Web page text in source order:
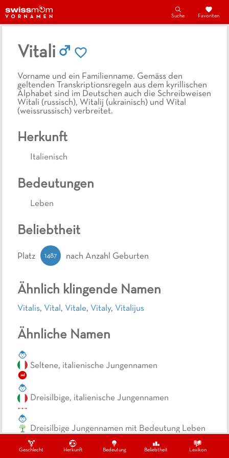
Geschlecht Herkunft Bedeutung Beliebtheit Lexikon
Suche Favoriten
Vitali
Vorname und ein Familienname. Gemäss den
geltenden Transkriptionsregeln aus dem kyrillischen
Alphabet sind im Deutschen auch die Schreibweisen
Witali (russisch), Witalij (ukrainisch) und Wital
(weissrussisch) verbreitet.
Herkunft
Italienisch
Bedeutungen
Leben
Ähnlich klingende Namen
Vitalis, Vital, Vitale, Vitaly, Vitalijus
Ähnliche Namen
sel
Seltene, italienische Jungennamen
Dreisilbige, italienische Jungennamen
Dreisilbige Jungennamen mit Bedeutung Leben
Beliebtheit
Platz 1487 nach Anzahl Geburten